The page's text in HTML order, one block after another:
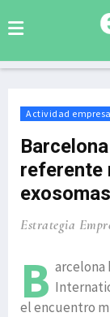
Actividad
referente
exosomas
Estrategia
B arcelona
el encuentro